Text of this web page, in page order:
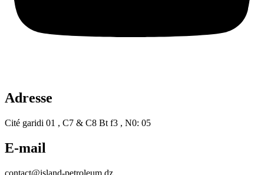
Adresse
Cité garidi 01 , C7 & C8 Bt f3 , N0: 05
E-mail
contact@island-petroleum.dz